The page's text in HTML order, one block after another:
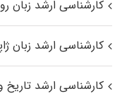
کارشناسی ارشد زبان
کارشناسی ارشد زبان
کارشناسی ارشد تاریخ